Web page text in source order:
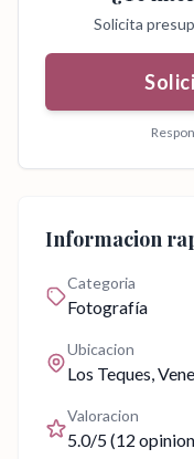
Solicita
Informacion
Categoria
Fotografía
Ubicacion
Los Teques,
Valoracion
5.0/5 (12